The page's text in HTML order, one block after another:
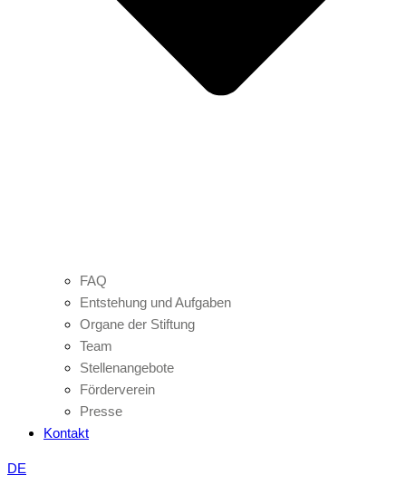
FAQ
Entstehung und Aufgaben
Organe der Stiftung
Team
Stellenangebote
Förderverein
Presse
Kontakt
DE